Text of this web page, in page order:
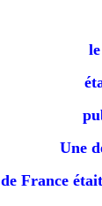
Une
de France